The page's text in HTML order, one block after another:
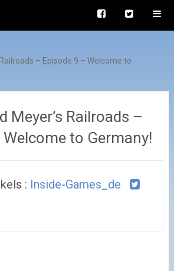
Railroads – Episode 9 – Welcome to
Meyer’s Railroads –
to Germany!
: Inside-Games_de